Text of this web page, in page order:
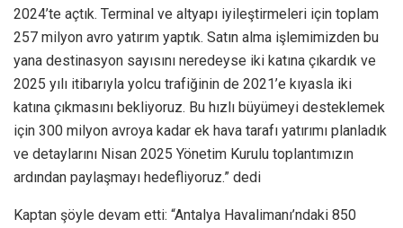
2024’te açtık. Terminal ve altyapı iyileştirmeleri için toplam
257 milyon avro yatırım yaptık. Satın alma işlemimizden bu
yana destinasyon sayısını neredeyse iki katına çıkardık ve
2025 yılı itibarıyla yolcu trafiğinin de 2021’e kıyasla iki
katına çıkmasını bekliyoruz. Bu hızlı büyümeyi desteklemek
için 300 milyon avroya kadar ek hava tarafı yatırımı planladık
ve detaylarını Nisan 2025 Yönetim Kurulu toplantımızın
ardından paylaşmayı hedefliyoruz.” dedi
Kaptan şöyle devam etti: “Antalya Havalimanı’ndaki 850